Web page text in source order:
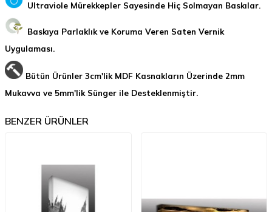
Ultraviole Mürekkepler Sayesinde Hiç Solmayan Baskılar.
Baskıya Parlaklık ve Koruma Veren Saten Vernik
Uygulaması.
Bütün Ürünler 3cm'lik MDF Kasnakların Üzerinde 2mm
Mukavva ve 5mm'lik Sünger ile Desteklenmiştir.
BENZER ÜRÜNLER